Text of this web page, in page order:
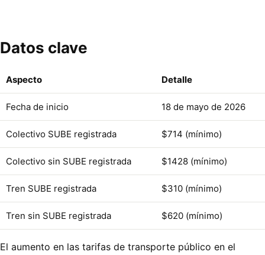
Datos clave
Aspecto Detalle
Fecha de inicio 18 de mayo de 2026
Colectivo SUBE registrada $714 (mínimo)
Colectivo sin SUBE registrada $1428 (mínimo)
Tren SUBE registrada $310 (mínimo)
Tren sin SUBE registrada $620 (mínimo)
El aumento en las tarifas de transporte público en el